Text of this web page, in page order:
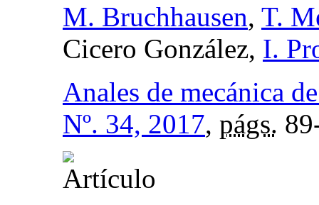
M. Bruchhausen, T.
Cicero González, I.
Anales de mecánica
Nº. 34, 2017, págs.